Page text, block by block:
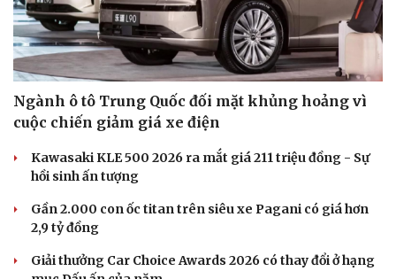
Ngành ô tô Trung Quốc đối mặt khủng hoảng vì
cuộc chiến giảm giá xe điện
Kawasaki KLE 500 2026 ra mắt giá 211 triệu đồng - Sự
hồi sinh ấn tượng
Gần 2.000 con ốc titan trên siêu xe Pagani có giá hơn
2,9 tỷ đồng
Giải thưởng Car Choice Awards 2026 có thay đổi ở hạng